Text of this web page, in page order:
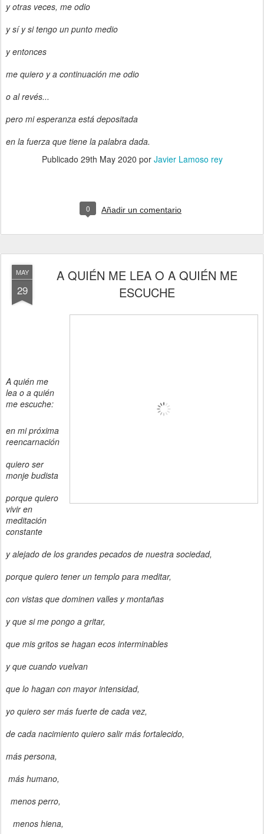
y otras veces, me odio
y sí y sitengo un punto medio
y entonces
me quiero y a continuación me odio
o al revés...
pero mi esperanza está depositada
en la fuerza que tiene la palabra dada.
Publicado 29th May 2020 por Javier Lamoso rey
0 Añadir un comentario
MAY
29
A QUIÉN ME LEA O A QUIÉN ME
ESCUCHE
A quién me
lea o a quién
me escuche:
en mi próxima
reencarnación
quiero ser
monje budista
porque quiero
vivir en
meditación
constante
y alejado de los grandes pecados de nuestra sociedad,
porque quiero tener un templo para meditar,
con vistas que dominen valles y montañas
y que si me pongo a gritar,
que mis gritos se hagan ecos interminables
y que cuando vuelvan
que lo hagan con mayor intensidad,
yo quiero ser más fuerte de cada vez,
de cada nacimiento quiero salir más fortalecido,
más persona,
más humano,
menos perro,
menos hiena,